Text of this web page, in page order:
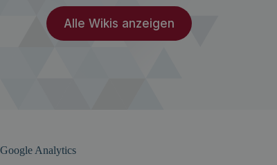
Alle Wikis anzeigen
Google Analytics